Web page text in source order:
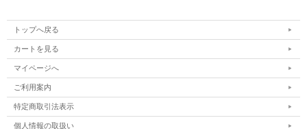
トップへ戻る
カートを見る
マイページへ
ご利用案内
特定商取引法表示
個人情報の取扱い